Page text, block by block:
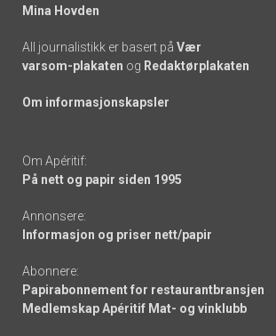
Mina Hovden
All journalistikk er basert på Vær
varsom-plakaten og Redaktørplakaten
Om informasjonskapsler
Om Apéritif:
På nett og papir siden 1995
Annonsere:
Informasjon og priser nett/papir
Abonnere:
Papirabonnement for restaurantbransjen
Medlemskap Apéritif Mat- og vinklubb